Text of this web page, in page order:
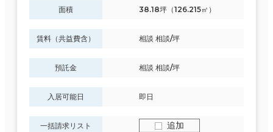
面積 38.18坪（126.215㎡）
賃料（共益費含） 相談 相談/坪
預託金 相談 相談/坪
入居可能日 即日
一括請求リスト 追加